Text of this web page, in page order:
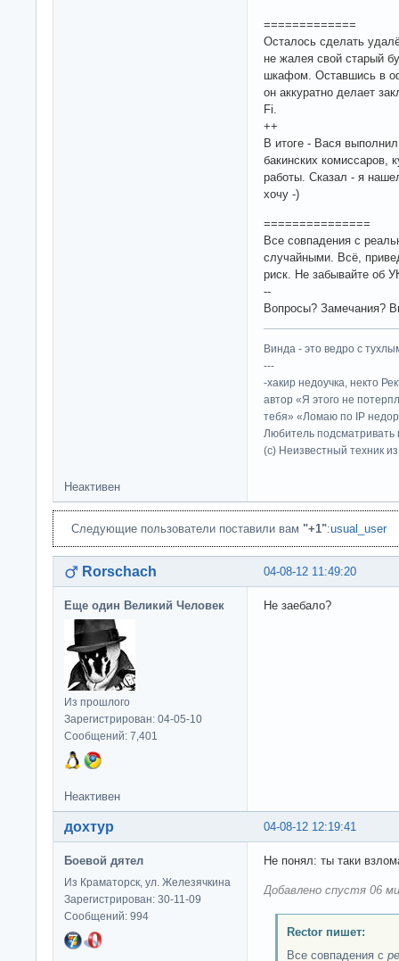
=============
Осталось сделать
не жалея свой старый
шкафом. Оставшись в
он аккуратно делает
Fi.
++
В итоге - Вася
бакинских комиссаров,
работы. Сказал - я
хочу -)
===============
Все совпадения с
случайными. Всё,
риск. Не забывайте об
--
Вопросы? Замечания?
Винда - это ведро с
---
-хакир недоучка, некто
автор «Я этого не
тебя» «Ломаю по IP
Любитель подсматривать
(c) Неизвестный техник
Неактивен
Следующие пользователи поставили вам "+1":usual_user
04-08-12 11:49:20
Rorschach
Еще один Великий Человек
Из прошлого
Зарегистрирован: 04-05-10
Сообщений: 7,401
Не заебало?
Неактивен
04-08-12 12:19:41
дохтур
Боевой дятел
Из Краматорск, ул. Железячкина
Зарегистрирован: 30-11-09
Сообщений: 994
Не понял: ты таки
Добавлено спустя 06
Rector пишет:
Все совпадения с